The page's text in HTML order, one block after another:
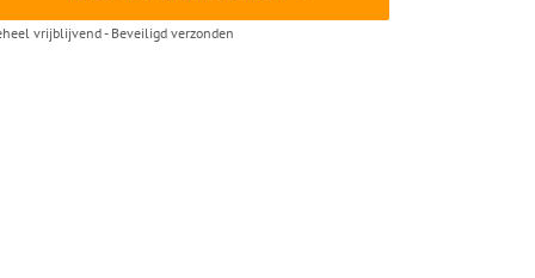
vrijblijvend - Beveiligd verzonden